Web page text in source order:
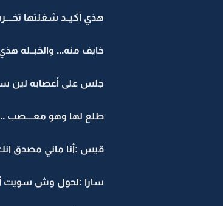
هذي أكيــد شغلتها
خايف منه... والخبــله
جلس على أعصابه لين
طلع لها وهو معــــصب
قيس :أنا ماني مصدق
سارا :لحول وش سويت